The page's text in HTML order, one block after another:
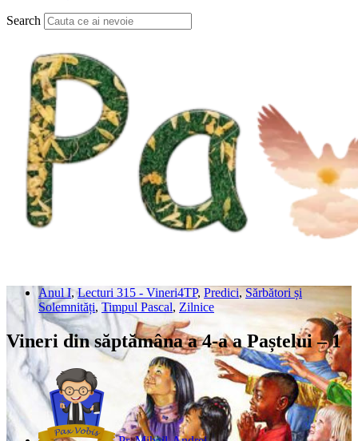
Search
Anul I,Lecturi 315 - Vineri4TP, Predici,Sărbători și
Solemnități, Timpul Pascal, Zilnice
Vineri din săptămâna a 4-a a Paștelui – 1